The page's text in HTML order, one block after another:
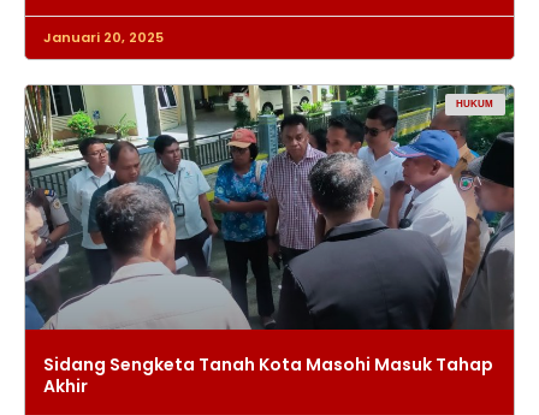
Januari 20, 2025
HUKUM
Sidang Sengketa Tanah Kota Masohi Masuk Tahap
Akhir